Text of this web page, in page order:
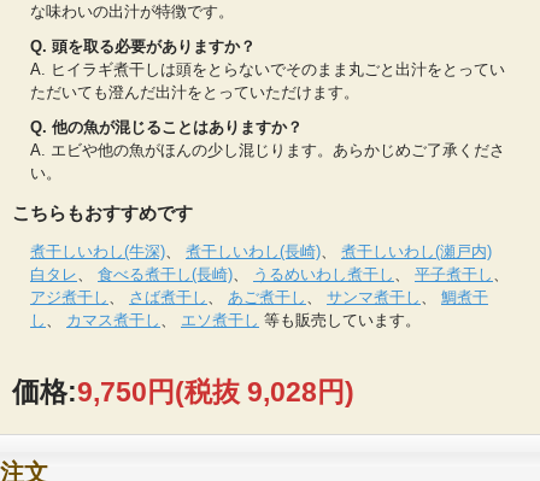
な味わいの出汁が特徴です。
Q. 頭を取る必要がありますか？
A. ヒイラギ煮干しは頭をとらないでそのまま丸ごと出汁をとってい
ただいても澄んだ出汁をとっていただけます。
Q. 他の魚が混じることはありますか？
A. エビや他の魚がほんの少し混じります。あらかじめご了承くださ
い。
こちらもおすすめです
煮干しいわし(牛深) 煮干しいわし(長崎)
煮干しいわし(瀬戸内)
白タレ
食べる煮干し(長崎) うるめいわし煮干し 平子煮干し
アジ煮干し
さば煮干し あご煮干し サンマ煮干し
鯛煮干
し
カマス煮干し エソ煮干し 等も販売しています。
価格:9,750円(税抜 9,028円)
注文